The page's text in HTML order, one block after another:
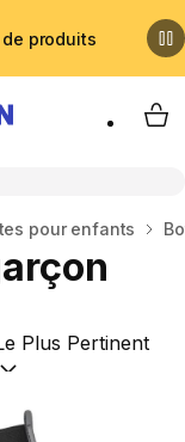
produits
My
pour enfants
par :(optional)